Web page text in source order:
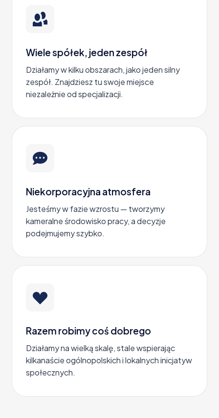
Wiele spółek, jeden zespół
Działamy w kilku obszarach, jako jeden silny
zespół. Znajdziesz tu swoje miejsce
niezależnie od specjalizacji.
Niekorporacyjna atmosfera
Jesteśmy w fazie wzrostu — tworzymy
kameralne środowisko pracy, a decyzje
podejmujemy szybko.
Razem robimy coś dobrego
Działamy na wielką skalę, stale wspierając
kilkanaście ogólnopolskich i lokalnych inicjatyw
społecznych.